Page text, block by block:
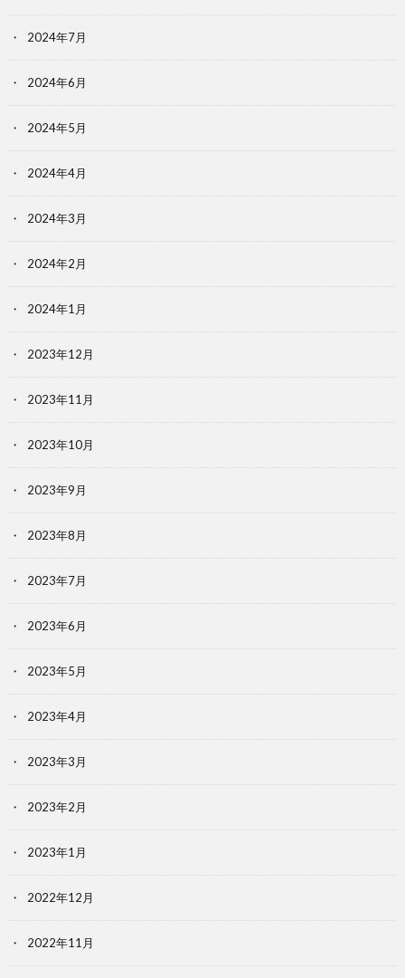
2024年7月
2024年6月
2024年5月
2024年4月
2024年3月
2024年2月
2024年1月
2023年12月
2023年11月
2023年10月
2023年9月
2023年8月
2023年7月
2023年6月
2023年5月
2023年4月
2023年3月
2023年2月
2023年1月
2022年12月
2022年11月